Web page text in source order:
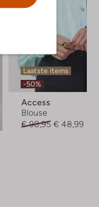
Laatste items
-50%
Access
Blouse
€ 98,95 € 48,99